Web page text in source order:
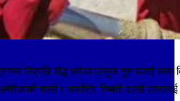
लिएपछि बौद्ध धर्मका प्रमुख गुरु दलाई
चासो र अर्कोतिर तिब्बती दलाई